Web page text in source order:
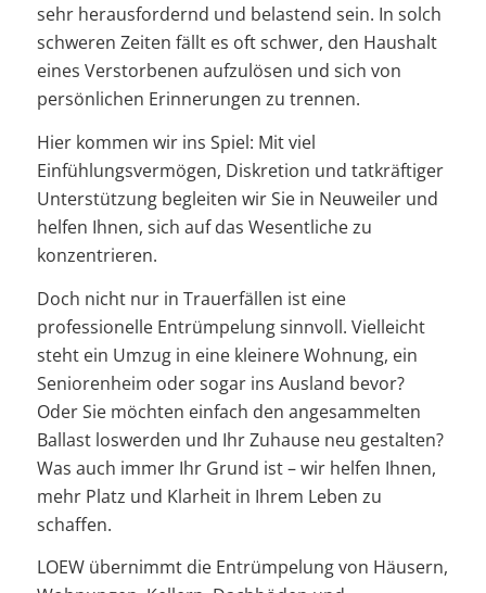
sehr herausfordernd und belastend sein. In solch
schweren Zeiten fällt es oft schwer, den Haushalt
eines Verstorbenen aufzulösen und sich von
persönlichen Erinnerungen zu trennen.
Hier kommen wir ins Spiel: Mit viel
Einfühlungsvermögen, Diskretion und tatkräftiger
Unterstützung begleiten wir Sie in Neuweiler und
helfen Ihnen, sich auf das Wesentliche zu
konzentrieren.
Doch nicht nur in Trauerfällen ist eine
professionelle Entrümpelung sinnvoll. Vielleicht
steht ein Umzug in eine kleinere Wohnung, ein
Seniorenheim oder sogar ins Ausland bevor?
Oder Sie möchten einfach den angesammelten
Ballast loswerden und Ihr Zuhause neu gestalten?
Was auch immer Ihr Grund ist – wir helfen Ihnen,
mehr Platz und Klarheit in Ihrem Leben zu
schaffen.
LOEW übernimmt die Entrümpelung von Häusern,